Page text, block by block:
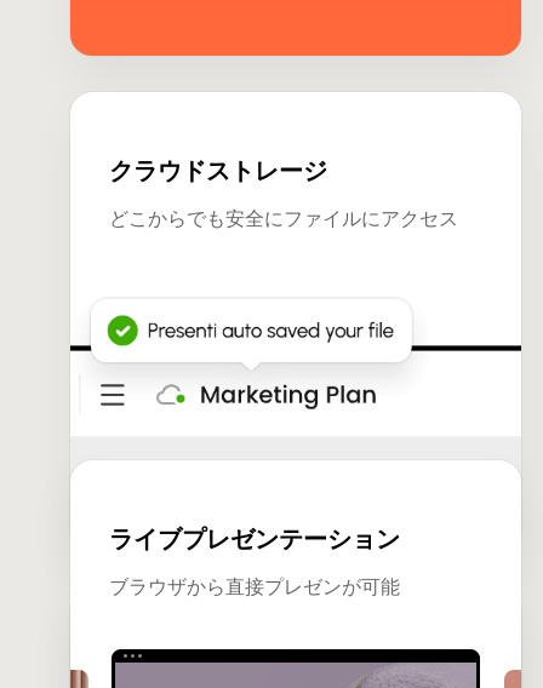
クラウドストレージ
どこからでも安全にファイルにアクセス
ライブプレゼンテーション
ブラウザから直接プレゼンが可能